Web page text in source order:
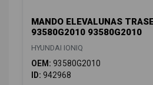
MANDO ELEVALUNAS
93580G2010 93580G2010
HYUNDAI IONIQ
OEM: 93580G2010
ID: 942968